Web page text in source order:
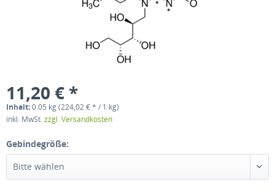
11,20 € *
Inhalt:0.05 kg (224,02 € * / 1 kg)
inkl. MwSt.zzgl. Versandkosten
Gebindegröße:
Bitte wählen